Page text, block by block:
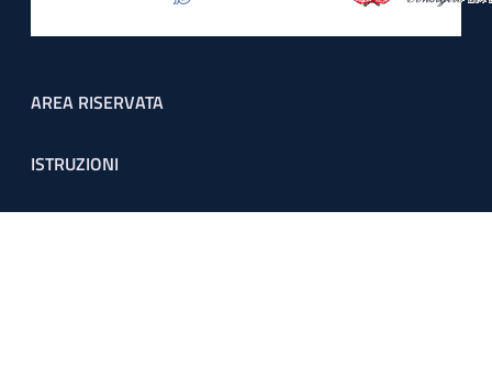
Footer menu
AREA RISERVATA
ISTRUZIONI